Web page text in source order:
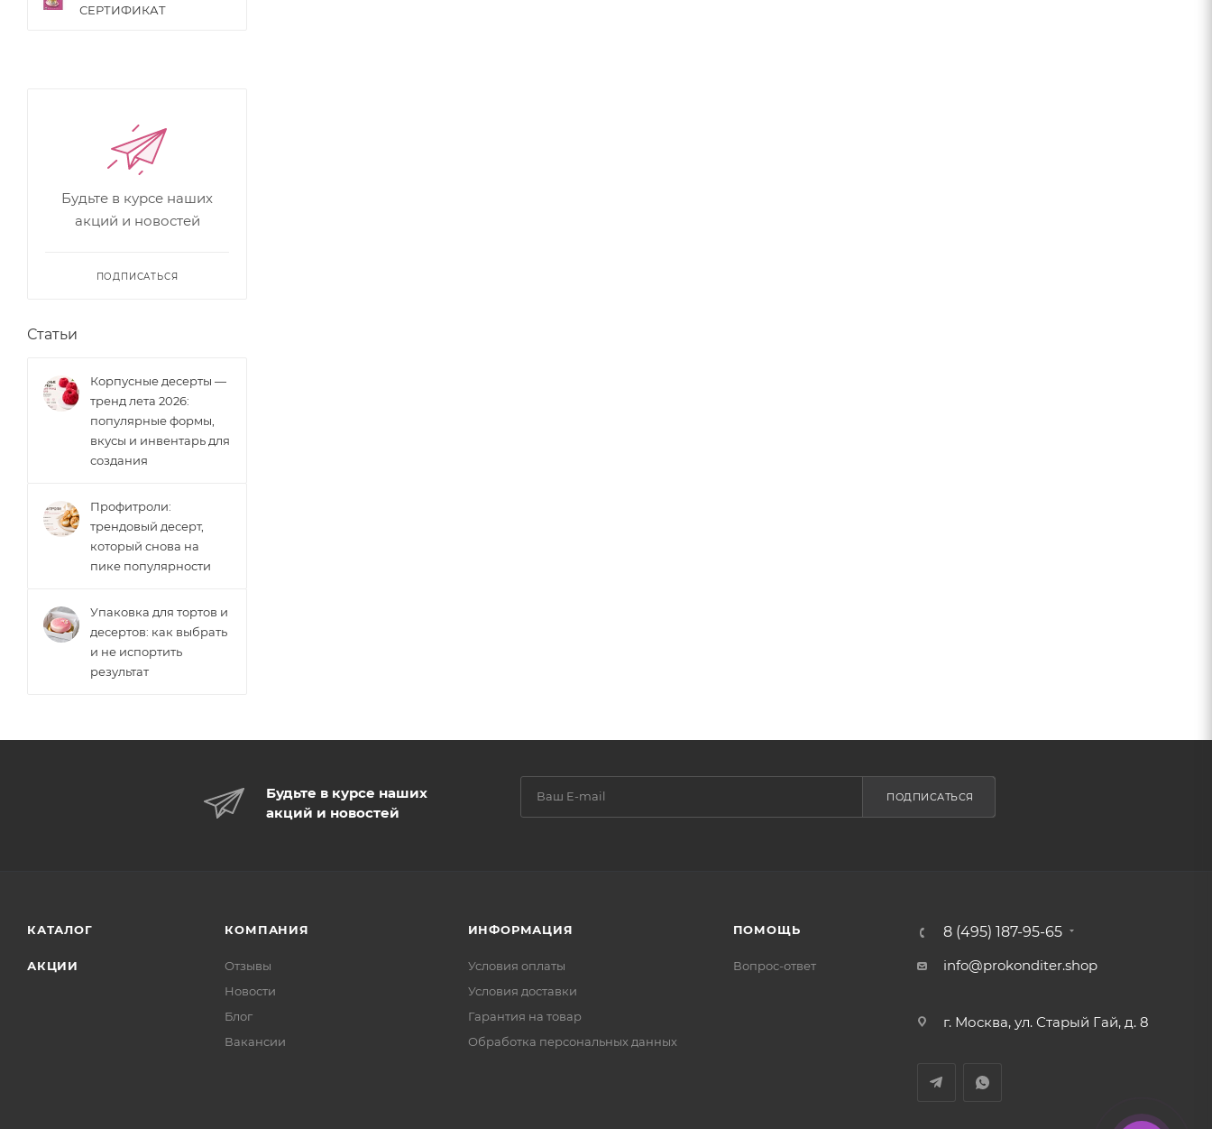
СЕРТИФИКАТ
Будьте в курсе наших
акций и новостей
ПОДПИСАТЬСЯ
Статьи
Корпусные десерты —
тренд лета 2026:
популярные формы,
вкусы и инвентарь для
создания
Профитроли:
трендовый десерт,
который снова на
пике популярности
Упаковка для тортов и
десертов: как выбрать
и не испортить
результат
Будьте в курсе наших
акций и новостей
ПОДПИСАТЬСЯ
КАТАЛОГ
АКЦИИ
КОМПАНИЯ
Отзывы
Новости
Блог
Вакансии
ИНФОРМАЦИЯ
Условия оплаты
Условия доставки
Гарантия на товар
Обработка персональных данных
ПОМОЩЬ
Вопрос-ответ
8 (495) 187-95-65
info@prokonditer.shop
г. Москва, ул. Старый Гай, д. 8